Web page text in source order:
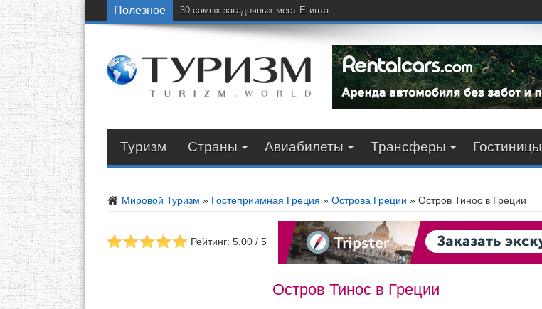
Полезное 30 самых загадочных мест Египта
Туризм Страны Авиабилеты Трансферы Гостиницы
Мировой Туризм » Гостеприимная Греция » Острова Греции » Остров Тинос в Греции
Рейтинг: 5,00 / 5
Остров Тинос в Греции